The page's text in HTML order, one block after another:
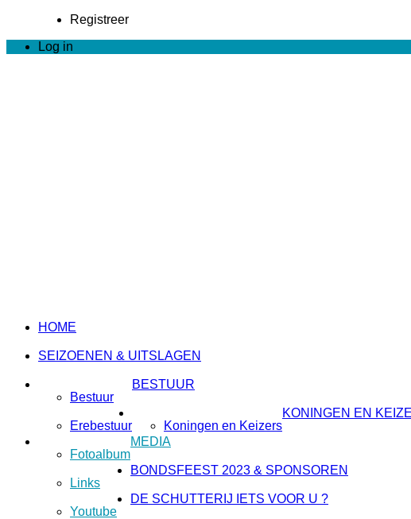
Registreer
Log in
HOME
SEIZOENEN & UITSLAGEN
BESTUUR
Bestuur
Erebestuur
KONINGEN EN
Koningen en Keizers
MEDIA
Fotoalbum
Links
Youtube
BONDSFEEST 2023 & SPONSOREN
DE SCHUTTERIJ IETS VOOR U ?